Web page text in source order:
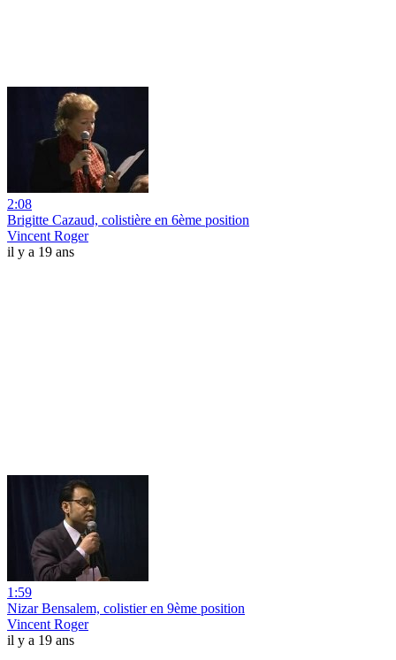
2:08
Brigitte Cazaud, colistière en 6ème position
Vincent Roger
il y a 19 ans
1:59
Nizar Bensalem, colistier en 9ème position
Vincent Roger
il y a 19 ans